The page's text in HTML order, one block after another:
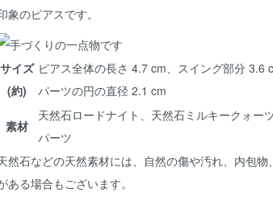
象のピアスです。
サイズ
(約)
ピアス全体の長さ 4.7 cm、スイング部分 3.6
パーツの円の直径 2.1 cm
素材
天然石ロードナイト、天然石ミルキークォー
パーツ
然石などの天然素材には、自然の傷や汚れ、内包物
ある場合もございます。